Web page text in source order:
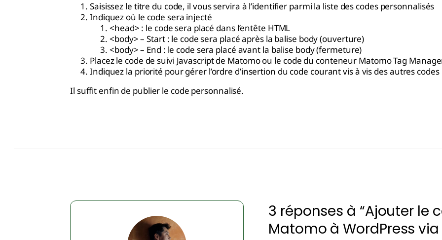
Saisissez le titre du code, il vous servira à l’identifier parmi la liste des codes personnalisés
Indiquez où le code sera injecté
<head> : le code sera placé dans l’entête HTML
<body> – Start : le code sera placé après la balise body (ouverture)
<body> – End : le code sera placé avant la balise body (fermeture)
Placez le code de suivi Javascript de Matomo ou le code du conteneur Matomo Tag
Indiquez la priorité pour gérer l’ordre d’insertion du code courant vis à vis des autres
Il suffit enfin de publier le code personnalisé.
3 réponses à “Ajouter le
Matomo à WordPress via